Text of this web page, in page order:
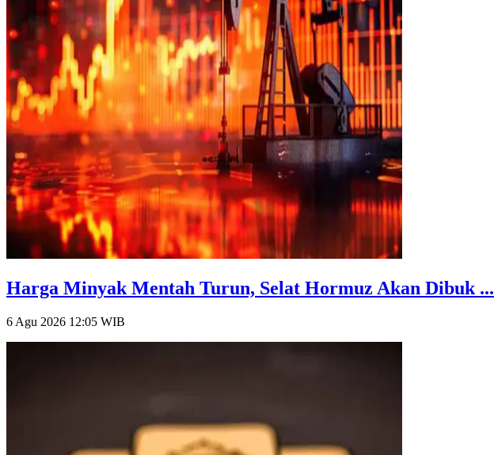
Harga Minyak Mentah Turun, Selat Hormuz Akan Dibuk ...
6 Agu 2026 12:05 WIB